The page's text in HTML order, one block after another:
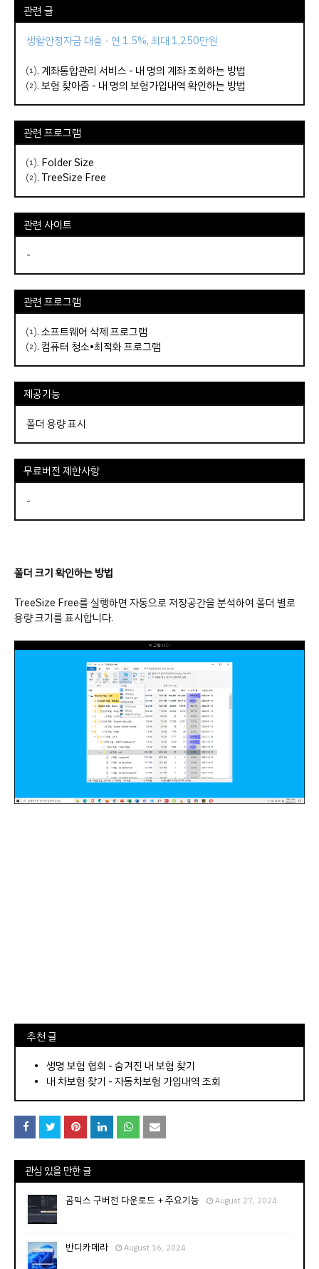
관련 글
생활안정자금 대출 - 연 1.5%, 최대 1,250만원
⑴. 계좌통합관리 서비스 - 내 명의 계좌 조회하는 방법
⑵.보험 찾아줌 - 내 명의 보험가입내역 확인하는 방법
관련 프로그램
⑴. Folder Size
⑵. TreeSize Free
관련 사이트
-
관련 프로그램
⑴.소프트웨어 삭제 프로그램
⑵. 컴퓨터 청소•최적화 프로그램
제공기능
폴더 용량 표시
무료버전 제한사항
-
폴더 크기 확인하는 방법
TreeSize Free를 실행하면 자동으로 저장공간을 분석하여 폴더 별로
용량 크기를 표시합니다.
⠀추천 글
⠀­­­­­­­­؜؜؜؜­­­­­­­­؜؜؜؜• 생명 보험 협회 - 숨겨진 내 보험 찾기
내 차보험 찾기 - 자동차보험 가입내역 조회
관심 있을 만한 글
곰믹스 구버전 다운로드 + 주요기능 August 27, 2024
반디카메라 August 16, 2024